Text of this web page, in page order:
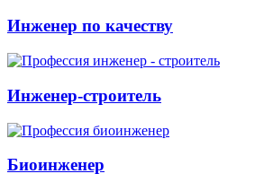
Инженер по качеству
Инженер-строитель
Биоинженер